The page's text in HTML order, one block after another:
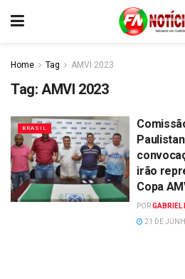
Home Tag AMVI 2023
Tag: AMVI 2023
BRASIL
irão
Copa
PORGABRIEL
21 DE